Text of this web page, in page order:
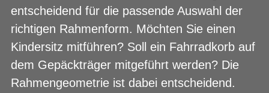
entscheidend für die passende Auswahl der
richtigen Rahmenform. Möchten Sie einen
Kindersitz mitführen? Soll ein Fahrradkorb auf
dem Gepäckträger mitgeführt werden? Die
Rahmengeometrie ist dabei entscheidend.